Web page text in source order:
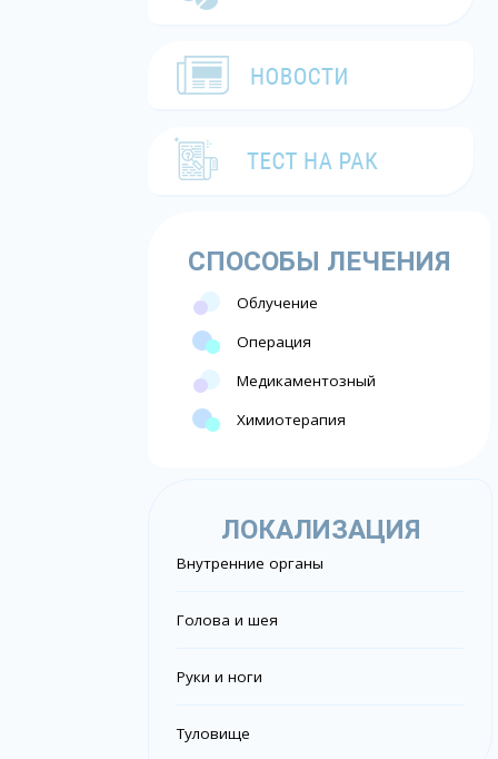
СПОСОБЫ ЛЕЧЕНИЯ
Облучение
Операция
Медикаментозный
Химиотерапия
ЛОКАЛИЗАЦИЯ
Внутренние органы
Голова и шея
Руки и ноги
Туловище